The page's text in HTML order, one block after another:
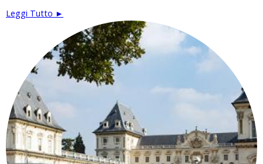
Leggi Tutto ►